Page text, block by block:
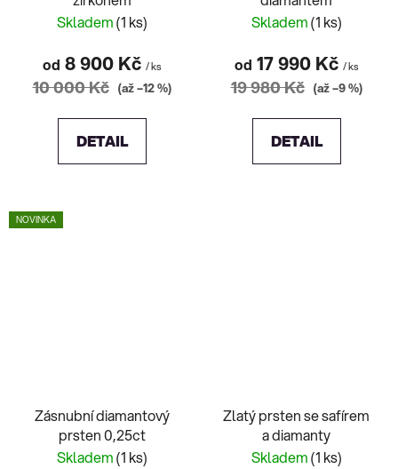
Skladem(1 ks)
od 8 900 Kč / ks
10 000 Kč (až –12 %)
DETAIL
Skladem(1 ks)
od 17 990 Kč / ks
19 980 Kč (až –9 %)
DETAIL
NOVINKA
Zásnubní diamantový
prsten 0,25ct
Skladem(1 ks)
Zlatý prsten se safírem
a diamanty
Skladem(1 ks)